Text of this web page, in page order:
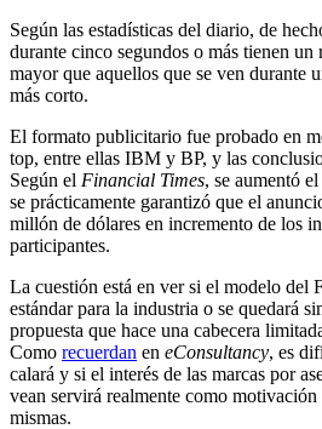
Según las estadísticas del diario, de
durante cinco segundos o más tienen
mayor que aquellos que se ven durante
más corto.
El formato publicitario fue probado en
top, entre ellas IBM y BP, y las
Según el Financial Times, se aumentó
se prácticamente garantizó que el
millón de dólares en incremento de los
participantes.
La cuestión está en ver si el modelo del
estándar para la industria o se quedará
propuesta que hace una cabecera
Como recuerdan en eConsultancy, es
calará y si el interés de las marcas por
vean servirá realmente como motivación
mismas.